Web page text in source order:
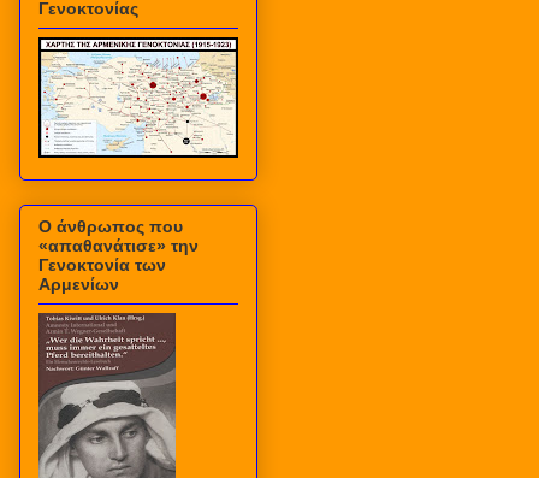
Γενοκτονίας
Ο άνθρωπος που
«απαθανάτισε» την
Γενοκτονία των
Αρμενίων